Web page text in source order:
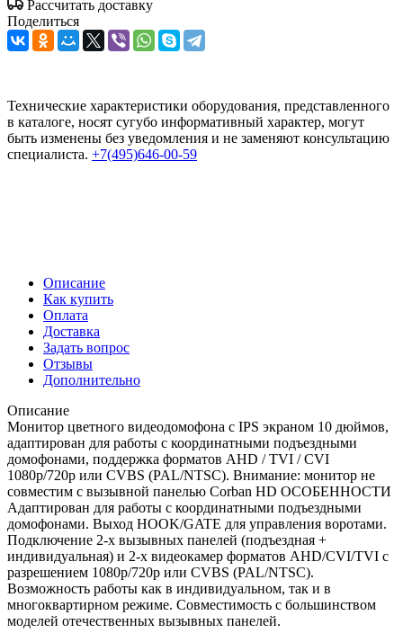
Рассчитать доставку
Поделиться
Технические характеристики оборудования, представленного
в каталоге, носят сугубо информативный характер, могут
быть изменены без уведомления и не заменяют консультацию
специалиста. +7(495)646-00-59
Описание
Как купить
Оплата
Доставка
Задать вопрос
Отзывы
Дополнительно
Описание
Монитор цветного видеодомофона с IPS экраном 10 дюймов,
адаптирован для работы с координатными подъездными
домофонами, поддержка форматов AHD / TVI / CVI
1080р/720p или CVBS (PAL/NTSC). Внимание: монитор не
совместим с вызывной панелью Corban HD ОСОБЕННОСТИ
Адаптирован для работы с координатными подъездными
домофонами. Выход HOOK/GATE для управления воротами.
Подключение 2-х вызывных панелей (подъездная +
индивидуальная) и 2-х видеокамер форматов AHD/CVI/TVI с
разрешением 1080p/720p или CVBS (PAL/NTSC).
Возможность работы как в индивидуальном, так и в
многоквартирном режиме. Совместимость с большинством
моделей отечественных вызывных панелей.